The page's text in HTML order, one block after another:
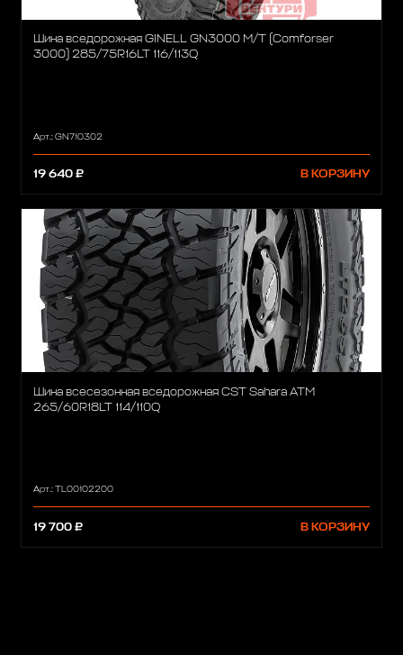
Шина вседорожная GINELL GN3000 M/T (Comforser
3000) 285/75R16LT 116/113Q
Арт.: GN710302
19 640 ₽ В КОРЗИНУ
Шина всесезонная вседорожная CST Sahara ATM
265/60R18LT 114/110Q
Арт.: TL00102200
19 700 ₽ В КОРЗИНУ